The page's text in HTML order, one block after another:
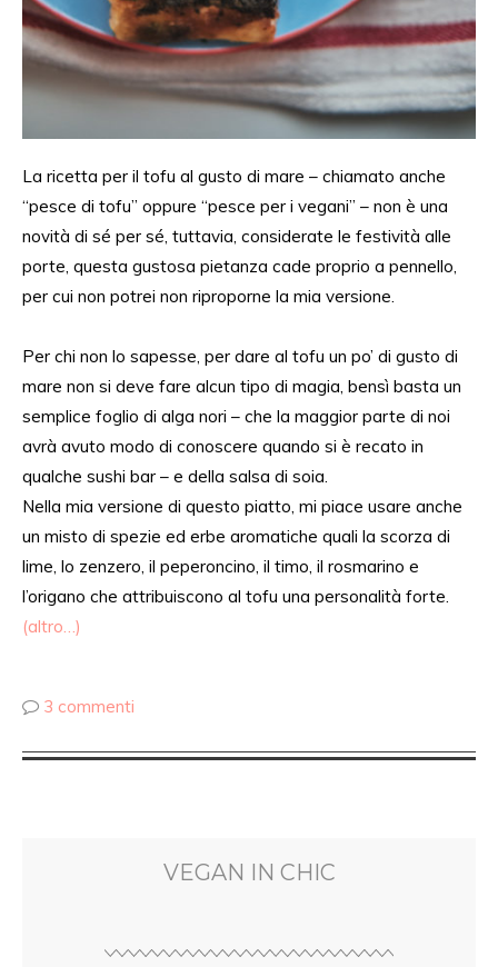
La ricetta per il tofu al gusto di mare – chiamato anche
“pesce di tofu” oppure “pesce per i vegani” – non è una
novità di sé per sé, tuttavia, considerate le festività alle
porte, questa gustosa pietanza cade proprio a pennello,
per cui non potrei non riproporne la mia versione.
Per chi non lo sapesse, per dare al tofu un po’ di gusto di
mare non si deve fare alcun tipo di magia, bensì basta un
semplice foglio di alga nori – che la maggior parte di noi
avrà avuto modo di conoscere quando si è recato in
qualche sushi bar – e della salsa di soia.
Nella mia versione di questo piatto, mi piace usare anche
un misto di spezie ed erbe aromatiche quali la scorza di
lime, lo zenzero, il peperoncino, il timo, il rosmarino e
l’origano che attribuiscono al tofu una personalità forte.
(altro…)
3 commenti
VEGAN IN CHIC